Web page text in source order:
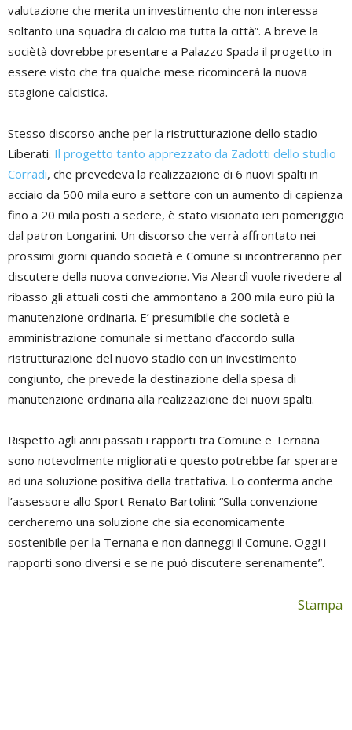
valutazione che merita un investimento che non interessa
soltanto una squadra di calcio ma tutta la città”. A breve la
sociètà dovrebbe presentare a Palazzo Spada il progetto in
essere visto che tra qualche mese ricomincerà la nuova
stagione calcistica.
Stesso discorso anche per la ristrutturazione dello stadio
Liberati. Il progetto tanto apprezzato da Zadotti dello studio
Corradi, che prevedeva la realizzazione di 6 nuovi spalti in
acciaio da 500 mila euro a settore con un aumento di capienza
fino a 20 mila posti a sedere, è stato visionato ieri pomeriggio
dal patron Longarini. Un discorso che verrà affrontato nei
prossimi giorni quando società e Comune si incontreranno per
discutere della nuova convezione. Via Aleardì vuole rivedere al
ribasso gli attuali costi che ammontano a 200 mila euro più la
manutenzione ordinaria. E’ presumibile che società e
amministrazione comunale si mettano d’accordo sulla
ristrutturazione del nuovo stadio con un investimento
congiunto, che prevede la destinazione della spesa di
manutenzione ordinaria alla realizzazione dei nuovi spalti.
Rispetto agli anni passati i rapporti tra Comune e Ternana
sono notevolmente migliorati e questo potrebbe far sperare
ad una soluzione positiva della trattativa. Lo conferma anche
l’assessore allo Sport Renato Bartolini: “Sulla convenzione
cercheremo una soluzione che sia economicamente
sostenibile per la Ternana e non danneggi il Comune. Oggi i
rapporti sono diversi e se ne può discutere serenamente”.
Stampa